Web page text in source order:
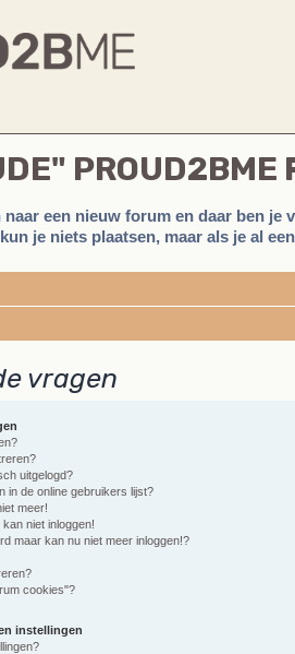
PROUD2BME
naar een nieuw forum en daar ben je
je niets plaatsen, maar als je al
vragen
uitgelogd?
in de online gebruikers lijst?
meer!
niet inloggen!
maar kan nu niet meer inloggen!?
cookies"?
instellingen